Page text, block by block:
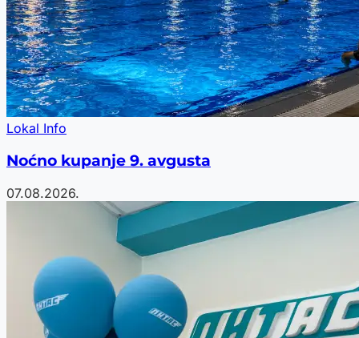
Lokal Info
Noćno kupanje 9. avgusta
07.08.2026.